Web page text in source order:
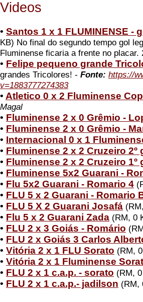
Videos
• Santos 1 x 1 FLUMINENSE -
KB) No final do segundo tempo gol
Fluminense ficaria a frente no placar.
• Felipe pequeno grande
grandes Tricolores! - Fonte: https://
v=1883777274383
• Atletico 0 x 2 Fluminense
Magal
• Fluminense 2 x 0 Grêmio -
• Fluminense 2 x 0 Grêmio -
• Internacional 0 x 1
• Fluminense 2 x 2 Cruzeiro 2º
• Fluminense 2 x 2 Cruzeiro 1º
• Fluminense 5x2 Guarani -
• Flu 5x2 Guarani - Romario 4
• FLU 5 x 2 Guarani - Romario
• FLU 5 X 2 Guarani Josafá
• Flu 5 x 2 Guarani Zada (RM, 0
• FLU 2 x 3 Goiás - Romário
• FLU 2 x Goiás 3 Carlos
• Vitória 2 x 1 FLU Sorato (RM,
• Vitória 2 x 1 Fluminense
• FLU 2 x 1 c.a.p. - sorato (RM,
• FLU 2 x 1 c.a.p.- jadilson (RM,